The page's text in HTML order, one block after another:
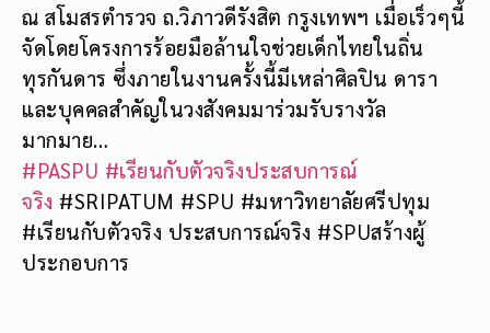
ณ สโมสรตำรวจ ถ.วิภาวดีรังสิต กรูงเทพฯ เมื่อเร็วๆนี้
จัดโดยโครงการร้อยมือล้านใจช่วยเด็กไทยในถิ่น
ทุรกันดาร ซึ่งภายในงานครั้งนี้มีเหล่าศิลปิน ดารา
และบุคคลสำคัญในวงสังคมมาร่วมรับรางวัล
มากมาย…
#PASPU #เรียนกับตัวจริงประสบการณ์
จริง #SRIPATUM #SPU #มหาวิทยาลัยศรีปทุม
#เรียนกับตัวจริง ประสบการณ์จริง #SPUสร้างผู้
ประกอบการ